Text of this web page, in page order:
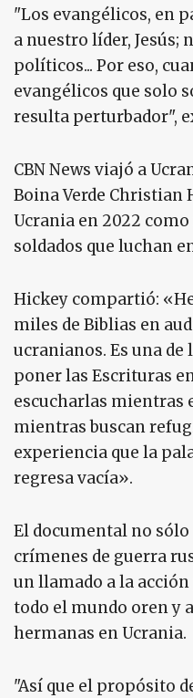
"Los evangélicos, en
a nuestro líder, Jesús;
políticos... Por eso,
evangélicos que solo
resulta perturbador",
CBN News viajó a
Boina Verde Christian
Ucrania en 2022
soldados que luchan
Hickey compartió:
miles de Biblias en
ucranianos. Es una de
poner las Escrituras
escucharlas mientras
mientras buscan
experiencia que la
regresa vacía».
El documental no
crímenes de guerra
un llamado a la
todo el mundo oren y
hermanas en Ucrania.
"Así que el propósito